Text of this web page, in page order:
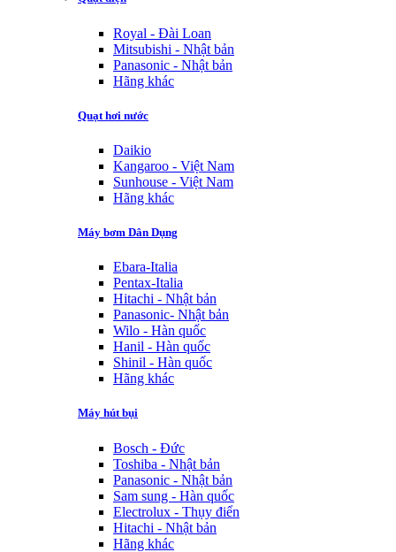
Royal - Đài Loan
Mitsubishi - Nhật bản
Panasonic - Nhật bản
Hãng khác
Quạt hơi nước
Daikio
Kangaroo - Việt Nam
Sunhouse - Việt Nam
Hãng khác
Máy bơm Dân Dụng
Ebara-Italia
Pentax-Italia
Hitachi - Nhật bản
Panasonic- Nhật bản
Wilo - Hàn quốc
Hanil - Hàn quốc
Shinil - Hàn quốc
Hãng khác
Máy hút bụi
Bosch - Đức
Toshiba - Nhật bản
Panasonic - Nhật bản
Sam sung - Hàn quốc
Electrolux - Thụy điển
Hitachi - Nhật bản
Hãng khác